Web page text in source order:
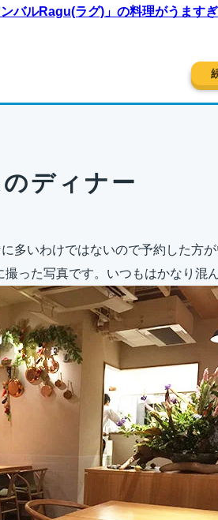
バルRagu(ラグ)」の料理がうます
ディナー
多いわけではないので予約した方
った写真です。いつもはかなり混